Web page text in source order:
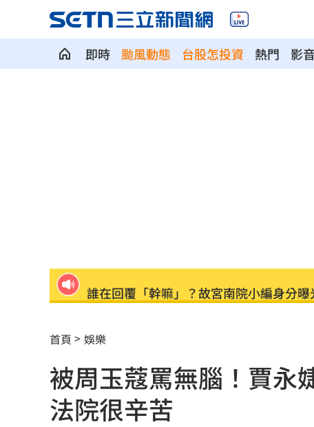
即時 颱風動態 台股怎投資 熱門 影音
吃桌飛紐約助新人辦婚宴 浩子逼哭全場
漢光42／淡水河道部署3道致命防禦阻絕
誰在回覆「幹嘛」？故宮南院小編身分曝
昔遭抹黑謀財害命終平反 陳時中感性發聲
姜厚任女友自曝3碩1博 網搜本名查無此
新／威加重罰300萬！問題苦茶油流向3縣
首頁 娛樂
被周玉蔻罵無腦！賈永
法院很辛苦